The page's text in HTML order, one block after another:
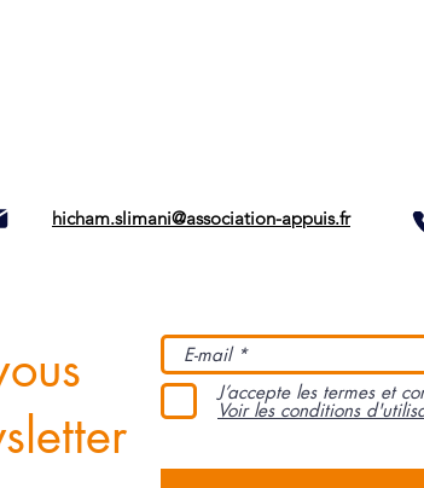
hicham.slimani@association-appuis.fr
J’accepte les termes et
Voir les conditions